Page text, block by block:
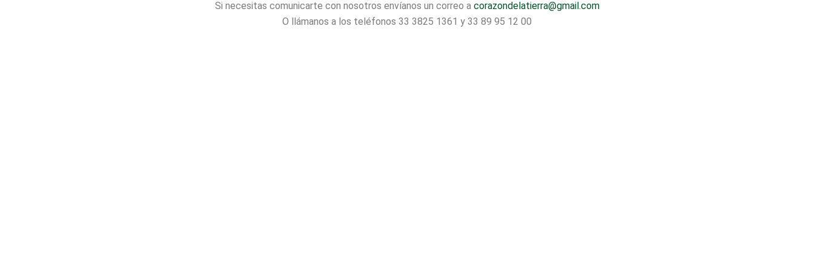
Si necesitas comunicarte con nosotros envíanos un correo a corazondelatierra@gmail.com
O llámanos a los teléfonos 33 3825 1361 y 33 89 95 12 00